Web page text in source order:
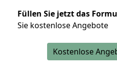
Füllen Sie jetzt das
Sie kostenlose Angebote
Kostenlose